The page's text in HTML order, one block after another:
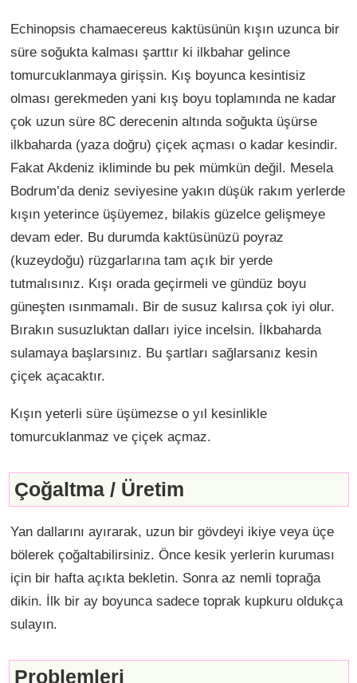
Echinopsis chamaecereus kaktüsünün kışın uzunca bir
süre soğukta kalması şarttır ki ilkbahar gelince
tomurcuklanmaya girişsin. Kış boyunca kesintisiz
olması gerekmeden yani kış boyu toplamında ne kadar
çok uzun süre 8C derecenin altında soğukta üşürse
ilkbaharda (yaza doğru) çiçek açması o kadar kesindir.
Fakat Akdeniz ikliminde bu pek mümkün değil. Mesela
Bodrum’da deniz seviyesine yakın düşük rakım yerlerde
kışın yeterince üşüyemez, bilakis güzelce gelişmeye
devam eder. Bu durumda kaktüsünüzü poyraz
(kuzeydoğu) rüzgarlarına tam açık bir yerde
tutmalısınız. Kışı orada geçirmeli ve gündüz boyu
güneşten ısınmamalı. Bir de susuz kalırsa çok iyi olur.
Bırakın susuzluktan dalları iyice incelsin. İlkbaharda
sulamaya başlarsınız. Bu şartları sağlarsanız kesin
çiçek açacaktır.
Kışın yeterli süre üşümezse o yıl kesinlikle
tomurcuklanmaz ve çiçek açmaz.
Çoğaltma / Üretim
Yan dallarını ayırarak, uzun bir gövdeyi ikiye veya üçe
bölerek çoğaltabilirsiniz. Önce kesik yerlerin kuruması
için bir hafta açıkta bekletin. Sonra az nemli toprağa
dikin. İlk bir ay boyunca sadece toprak kupkuru oldukça
sulayın.
Problemleri